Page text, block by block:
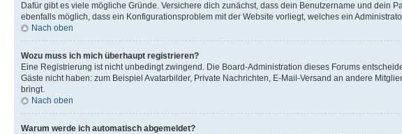
Dafür gibt es viele mögliche Gründe. Versichere dich zunächst, dass dein Benutzername und dein
ebenfalls möglich, dass ein Konfigurationsproblem mit der Website vorliegt, welches ein
Nach oben
Wozu muss ich mich überhaupt registrieren?
Eine Registrierung ist nicht unbedingt zwingend. Die Board-Administration dieses Forums
Gäste nicht haben: zum Beispiel Avatarbilder, Private Nachrichten, E-Mail-Versand an andere
bringt.
Nach oben
Warum werde ich automatisch abgemeldet?